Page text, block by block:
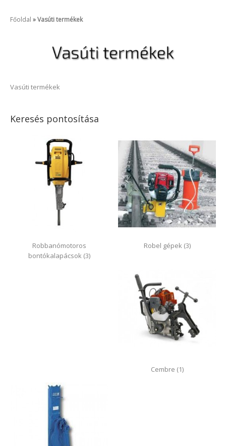
Főoldal Vasúti termékek
Vasúti termékek
Keresés pontosítása
Robbanómotoros
bontókalapácsok (3)
Robel gépek (3)
Cembre (1)